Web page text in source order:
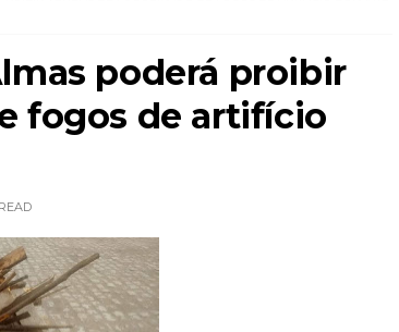
poderá proibir
fogos de artifício
READ